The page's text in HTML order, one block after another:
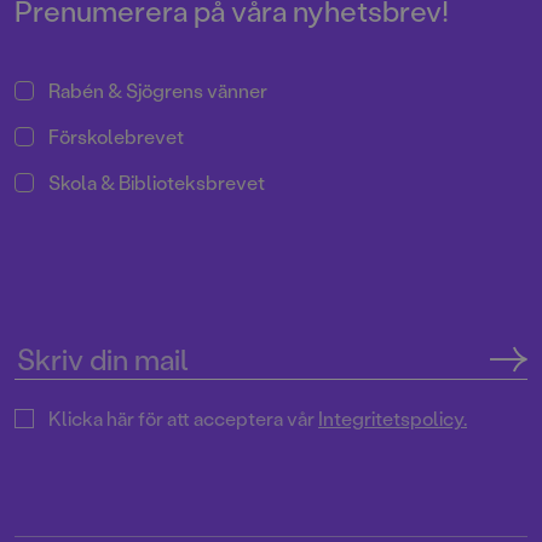
Prenumerera på våra nyhetsbrev!
Rabén & Sjögrens vänner
Förskolebrevet
Skola & Biblioteksbrevet
Klicka här för att acceptera vårIntegritetspolicy.